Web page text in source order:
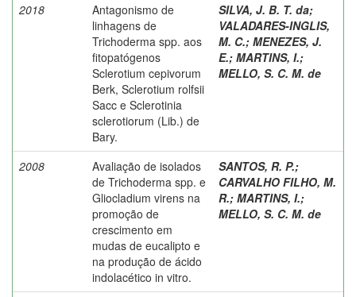
2018
Antagonismo de
linhagens de
Trichoderma spp. aos
fitopatógenos
Sclerotium cepivorum
Berk, Sclerotium rolfsii
Sacc e Sclerotinia
sclerotiorum (Lib.) de
Bary.
SILVA, J. B. T. da;
VALADARES-INGLIS,
M. C.; MENEZES, J.
E.; MARTINS, I.;
MELLO, S. C. M. de
2008
Avaliação de isolados
de Trichoderma spp. e
Gliocladium virens na
promoção de
crescimento em
mudas de eucalipto e
na produção de ácido
indolacético in vitro.
SANTOS, R. P.;
CARVALHO FILHO, M.
R.; MARTINS, I.;
MELLO, S. C. M. de